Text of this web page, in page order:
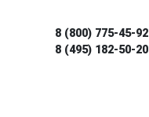
8 (800) 775-45-92
8 (495) 182-50-20